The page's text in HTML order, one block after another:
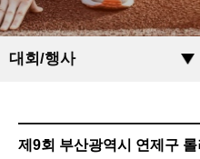
대회/행사
제9회 부산광역시 연제구